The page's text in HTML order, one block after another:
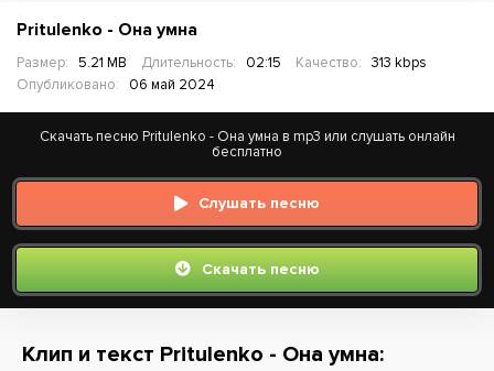
Pritulenko - Она умна
Размер: 5.21 MB Длительность: 02:15 Качество:
313 kbps
Опубликовано:
06 май 2024
Скачать песню Pritulenko - Она умна в mp3 или слушать онлайн
бесплатно
Слушать песню
Скачать песню
Клип и текст Pritulenko - Она умна: